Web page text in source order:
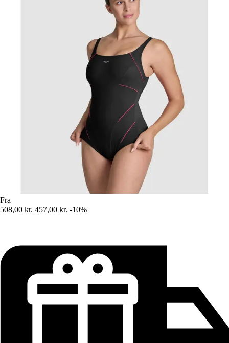
Fra
508,00 kr. 457,00 kr. -10%